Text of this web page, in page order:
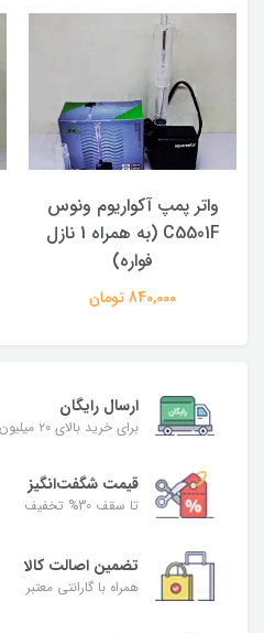
واتر پمپ آکواریوم ونوس
C5501F (به همراه 1 نازل
فواره)
840,000 تومان
ارسال رایگان
برای خرید بالای ۲۰ میلیون تومان(بغیر از آکواریوم)
قیمت شگفت‌انگیز
تا سقف 30% تخفیف
تضمین اصالت کالا
همراه با گارانتی معتبر